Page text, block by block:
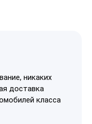
никаких
доставка
класса